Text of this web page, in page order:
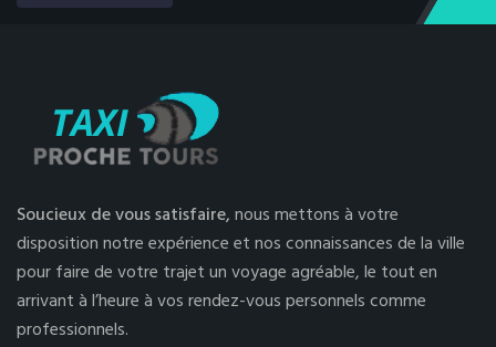
Soucieux de vous satisfaire,nous mettons à votre
disposition notre expérience et nos connaissances de la ville
pour faire de votre trajet un voyage agréable, le tout en
arrivant à l’heure à vos rendez-vous personnels comme
professionnels.